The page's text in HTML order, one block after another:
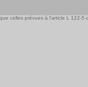
celles prévues à l'article L 122-